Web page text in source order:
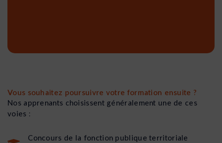
Vous souhaitez poursuivre votre formation ensuite ?
Nos apprenants choisissent généralement une de ces
voies :
Concours de la fonction publique territoriale